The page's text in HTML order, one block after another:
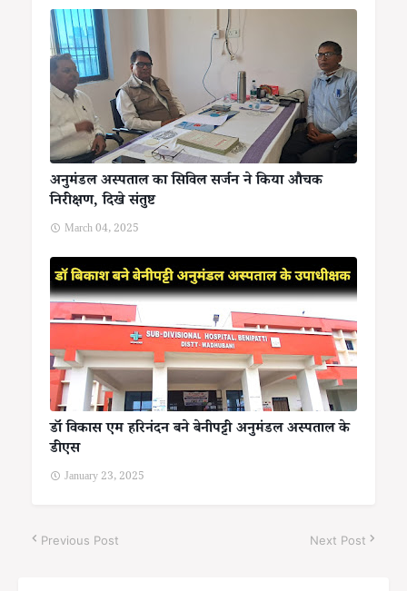
अनुमंडल अस्पताल का सिविल सर्जन ने किया औचक
निरीक्षण, दिखे संतुष्ट
March 04, 2025
डॉ विकास एम हरिनंदन बने बेनीपट्टी अनुमंडल अस्पताल के
डीएस
January 23, 2025
Previous Post Next Post